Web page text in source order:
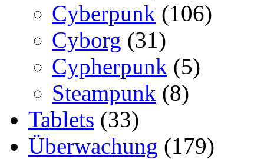
Cyberpunk (106)
Cyborg (31)
Cypherpunk (5)
Steampunk (8)
Tablets (33)
Überwachung (179)